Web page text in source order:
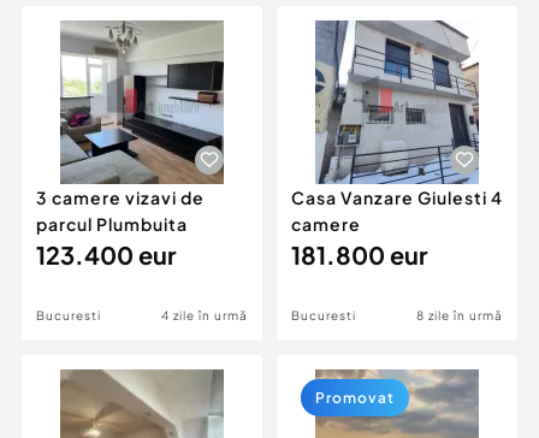
Servicii
Animale de companie
Afaceri și echipamente profesionale
Inchiriere Bunuri si Vehicule
Utilaje agricole si industriale
Piese auto si accesorii
Dacia Duster
3 camere vizavi de
parcul Plumbuita
123.400 eur
Bucuresti 4 zile în urmă
Casa Vanzare Giulesti 4
camere
181.800 eur
Bucuresti 8 zile în urmă
Promovat